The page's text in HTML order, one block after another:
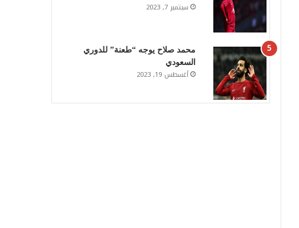
سبتمبر 7, 2023
محمد صلاح يوجه “طعنة” للدوري
السعودي
أغسطس 19, 2023